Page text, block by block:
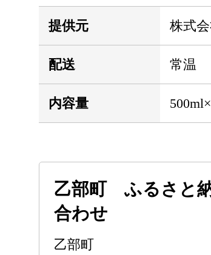
提供元 株式
配送 常温
内容量
乙部町 ふるさと
合わせ
乙部町